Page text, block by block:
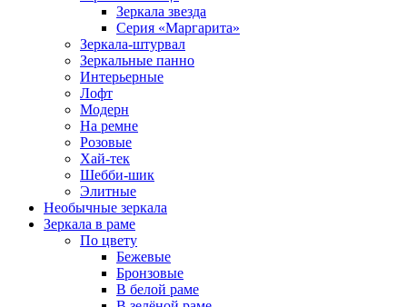
Зеркала звезда
Серия «Маргарита»
Зеркала-штурвал
Зеркальные панно
Интерьерные
Лофт
Модерн
На ремне
Розовые
Хай-тек
Шебби-шик
Элитные
Необычные зеркала
Зеркала в раме
По цвету
Бежевые
Бронзовые
В белой раме